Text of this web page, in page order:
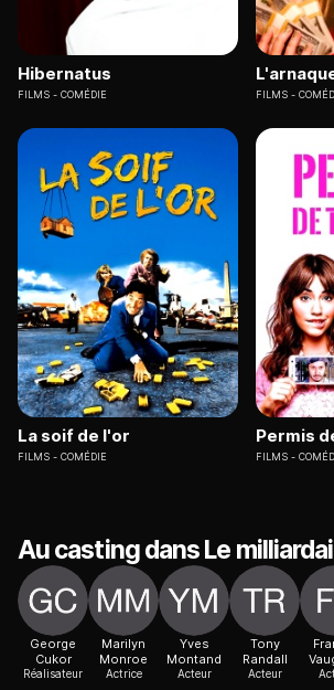
Hibernatus
FILMS COMÉDIE FILMS
La soif de l'or
FILMS COMÉDIE
Permis
FILMS
Au casting dans Le
George
Cukor
Réalisateur
Marilyn
Monroe
Actrice
Yves
Montand
Acteur
Tony
Randall
Acteur